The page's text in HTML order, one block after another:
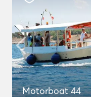
Motorboat 44